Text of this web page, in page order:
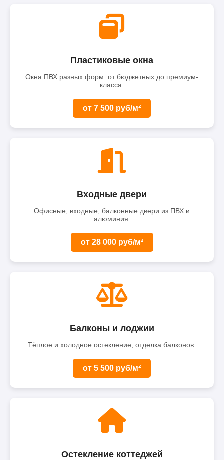
Пластиковые окна
Окна ПВХ разных форм: от бюджетных до премиум-
класса.
от 7 500 руб/м²
Входные двери
Офисные, входные, балконные двери из ПВХ и
алюминия.
от 28 000 руб/м²
Балконы и лоджии
Тёплое и холодное остекление, отделка балконов.
от 5 500 руб/м²
Остекление коттеджей